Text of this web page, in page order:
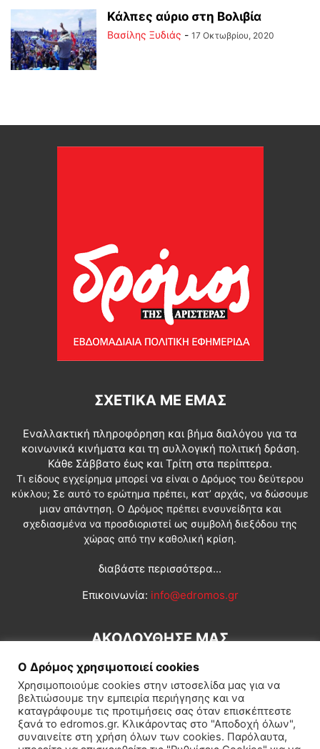
Κάλπες αύριο στη Βολιβία
Βασίλης Ξυδιάς - 17 Οκτωβρίου, 2020
ΣΧΕΤΙΚΆ ΜΕ ΕΜΆΣ
Εναλλακτική πληροφόρηση και βήμα διαλόγου για τα
κοινωνικά κινήματα και τη συλλογική πολιτική δράση.
Κάθε Σάββατο έως και Τρίτη στα περίπτερα.
Τι είδους εγχείρημα μπορεί να είναι ο Δρόμος του δεύτερου
κύκλου; Σε αυτό το ερώτημα πρέπει, κατ’ αρχάς, να δώσουμε
μιαν απάντηση. Ο Δρόμος πρέπει ενσυνείδητα και
σχεδιασμένα να προσδιοριστεί ως συμβολή διεξόδου της
χώρας από την καθολική κρίση.
διαβάστε περισσότερα...
Επικοινωνία: info@edromos.gr
ΑΚΟΛΟΥΘΗΣΕ ΜΑΣ
Εγγραφή συνδρομητή Πολιτική Διεθνή Κοινωνία
Ο Δρόμος χρησιμοποιεί cookies
Χρησιμοποιούμε cookies στην ιστοσελίδα μας για να
βελτιώσουμε την εμπειρία περιήγησης και να
καταγράφουμε τις προτιμήσεις σας όταν επισκέπτεστε
ξανά το edromos.gr. Κλικάροντας στο "Αποδοχή όλων",
συναινείτε στη χρήση όλων των cookies. Παρόλαυτα,